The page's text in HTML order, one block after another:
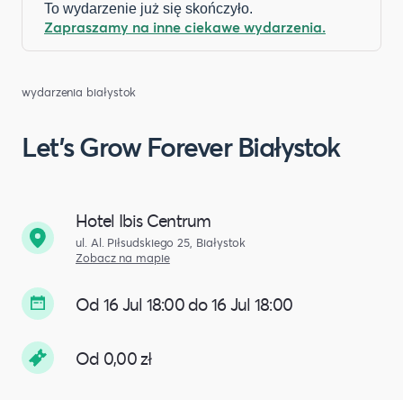
To wydarzenie już się skończyło.
Zapraszamy na inne ciekawe wydarzenia.
wydarzenia białystok
Let's Grow Forever Białystok
Hotel Ibis Centrum
ul. Al. Piłsudskiego 25, Białystok
Zobacz na mapie
Od 16 Jul 18:00 do 16 Jul 18:00
Od 0,00 zł